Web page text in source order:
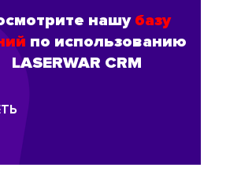
нашу базу
по использованию
LASERWAR CRM